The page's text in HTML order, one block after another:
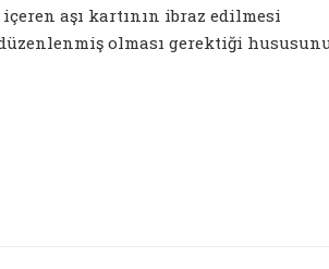
aşı kartının ibraz edilmesi
olması gerektiği